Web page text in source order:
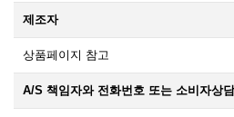
제조자
상품페이지 참고
A/S 책임자와 전화번호 또는 소비자상